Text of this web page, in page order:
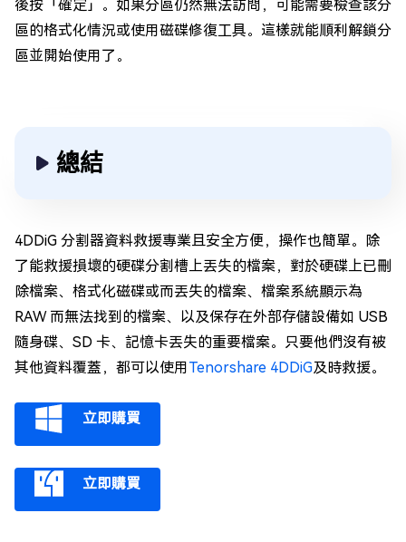
後按「確定」。如果分區仍然無法訪問，可能需要檢查該分
區的格式化情況或使用磁碟修復工具。這樣就能順利解鎖分
區並開始使用了。
總結
4DDiG 分割器資料救援專業且安全方便，操作也簡單。除
了能救援損壞的硬碟分割槽上丟失的檔案，對於硬碟上已刪
除檔案、格式化磁碟或而丟失的檔案、檔案系統顯示為
RAW 而無法找到的檔案、以及保存在外部存儲設備如 USB
隨身碟、SD 卡、記憶卡丟失的重要檔案。只要他們沒有被
其他資料覆蓋，都可以使用 Tenorshare 4DDiG及時救援。
立即購買
立即購買